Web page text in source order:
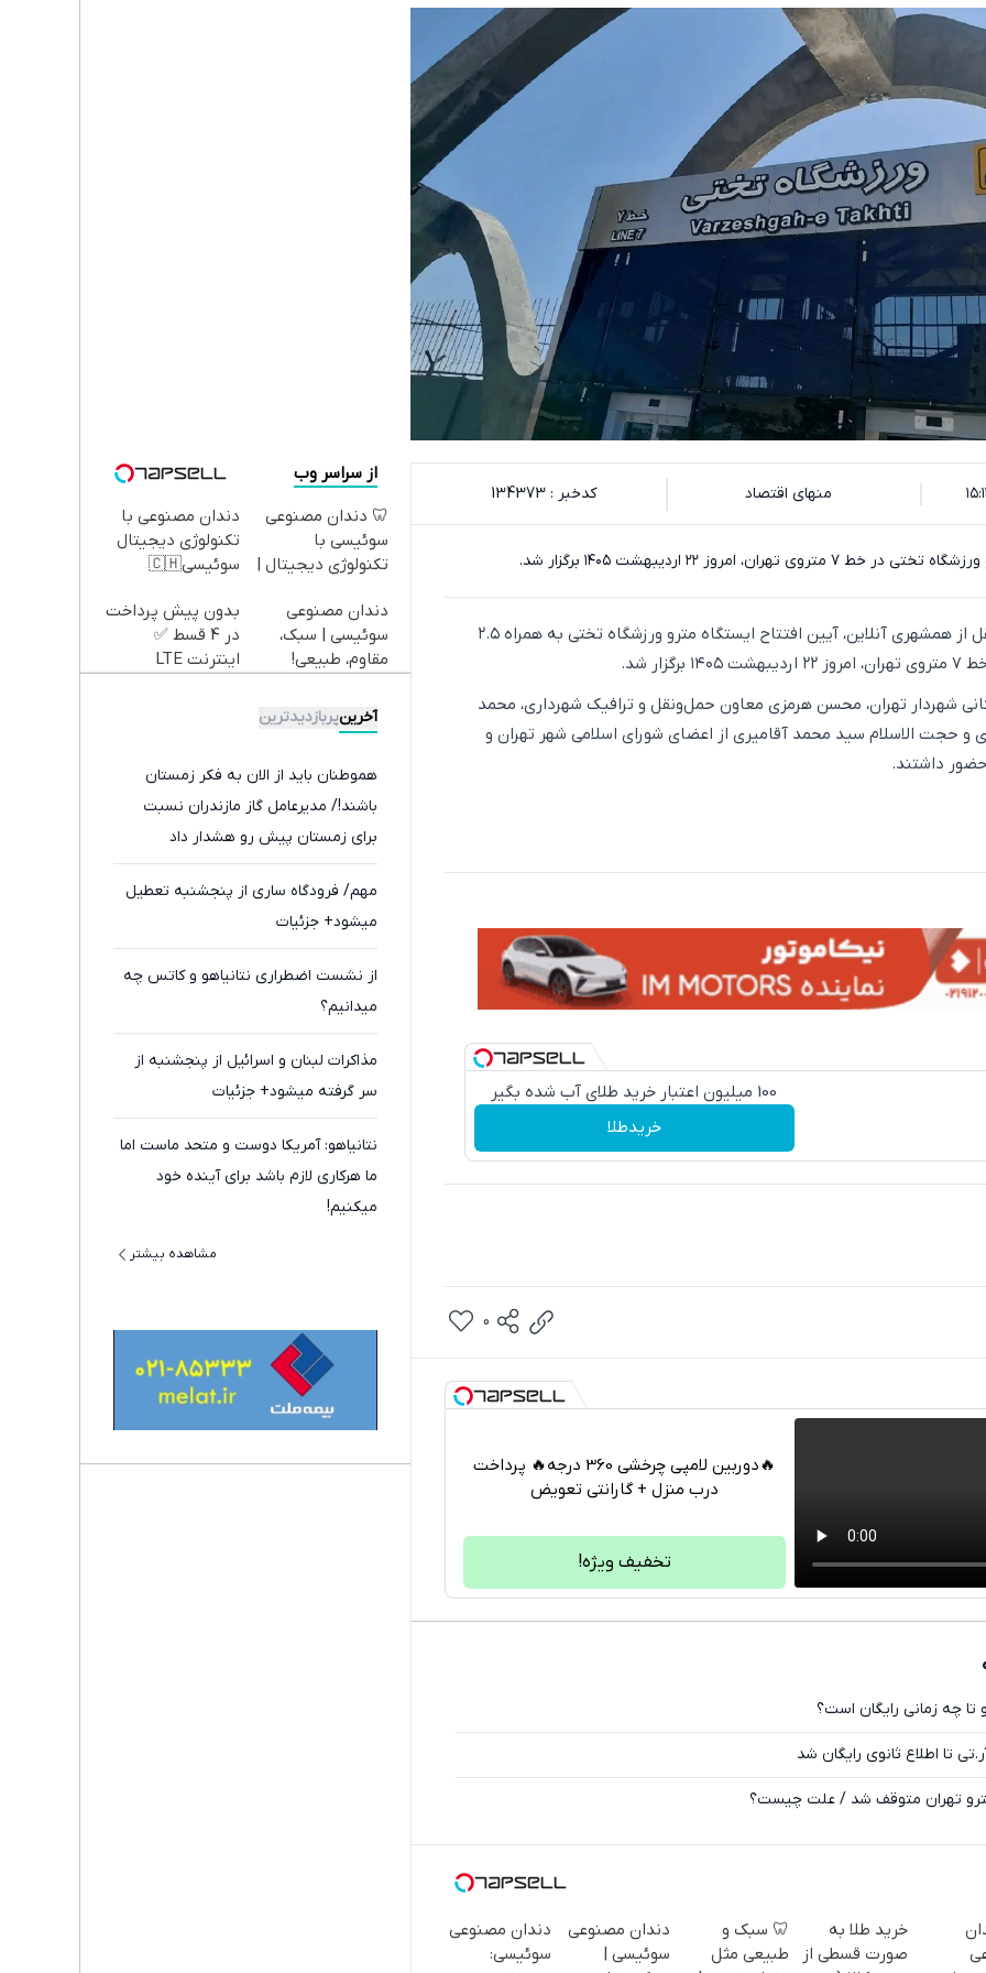
منهای اقتصاد کدخبر : 134373
تهران، امروز ۲۲ اردیبهشت ۱۴۰۵ برگزار شد.
به گزارش اکوایران به نقل از همشهری آنلاین، آیین افتتاح ایستگاه مترو ورزشگاه تختی به همراه ۲.۵
شد.
شهردار تهران، محسن هرمزی معاون حمل‌ونقل و ترافیک شهرداری، محمد
و حجت الاسلام سید محمد آقامیری از اعضای شورای اسلامی شهر تهران و
داشتند.
100 میلیون اعتبار خرید طلای آب شده بگیر
خریدطلا
تلگرام
فیسبوک
0
🔥دوربین لامپی چرخشی 360 درجه🔥 پرداخت
درب منزل + گارانتی تعویض
تخفیف ویژه!
چه زمانی رایگان است؟
تا اطلاع ثانوی رایگان شد
خرید طلا به
صورت قسطی از
🦷 سبک و
طبیعی مثل
دندان مصنوعی
سوئیسی |
دندان مصنوعی
سوئیسی:
از سراسر وب
🦷 دندان مصنوعی
سوئیسی با
تکنولوژی دیجیتال |
📍 تهران
دندان مصنوعی با
تکنولوژی دیجیتال
سوئیسی🇨🇭
دندان مصنوعی
سوئیسی | سبک،
مقاوم، طبیعی!
رایگان+پرداخت
اقساطی😍
بدون پیش پرداخت
در 4 قسط ✅
اینترنت LTE
آخرینپربازدیدترین
هموطنان باید از الان به فکر زمستان
باشند!/ مدیر‌عامل گاز مازندران نسبت
برای زمستان پیش رو هشدار داد
مهم/ فرودگاه ساری از پنجشنبه تعطیل
میشود+ جزئیات
از نشست اضطراری نتانیاهو و کاتس چه
میدانیم؟
مذاکرات لبنان و اسرائیل از پنجشنبه از
سر گرفته میشود+ جزئیات
نتانیاهو: آمریکا دوست و متحد ماست اما
ما هرکاری لازم باشد برای آینده خود
میکنیم!
مشاهده بیشتر